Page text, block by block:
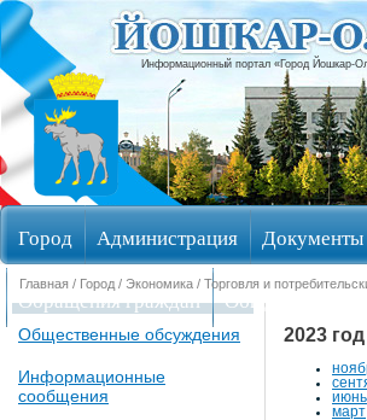
Информационный портал «Город Йошкар-
Город Администрация Документы
Обращения граждан Общественные
Главная / Город / Экономика / Торговля и
Общественные обсуждения
Информационные
сообщения
2023 год
июнь
март